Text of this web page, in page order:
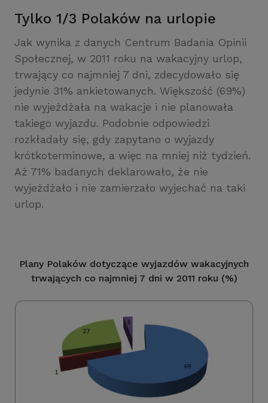
Tylko 1/3 Polaków na urlopie
Jak wynika z danych Centrum Badania Opinii
Społecznej, w 2011 roku na wakacyjny urlop,
trwający co najmniej 7 dni, zdecydowało się
jedynie 31% ankietowanych. Większość (69%)
nie wyjeżdżała na wakacje i nie planowała
takiego wyjazdu. Podobnie odpowiedzi
rozkładały się, gdy zapytano o wyjazdy
krótkoterminowe, a więc na mniej niż tydzień.
Aż 71% badanych deklarowało, że nie
wyjeżdżało i nie zamierzało wyjechać na taki
urlop.
Plany Polaków dotyczące wyjazdów wakacyjnych
trwających co najmniej 7 dni w 2011 roku (%)